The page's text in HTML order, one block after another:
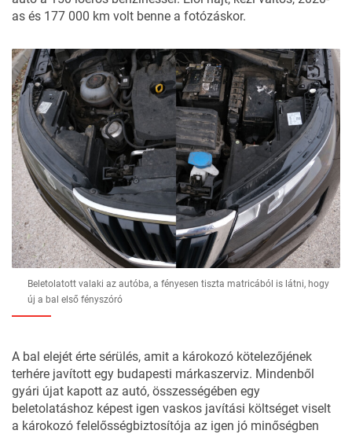
as és 177 000 km volt benne a fotózáskor.
Beletolatott valaki az autóba, a fényesen tiszta matricából is látni, hogy
új a bal első fényszóró
A bal elejét érte sérülés, amit a károkozó kötelezőjének
terhére javított egy budapesti márkaszerviz. Mindenből
gyári újat kapott az autó, összességében egy
beletolatáshoz képest igen vaskos javítási költséget viselt
a károkozó felelősségbiztosítója az igen jó minőségben